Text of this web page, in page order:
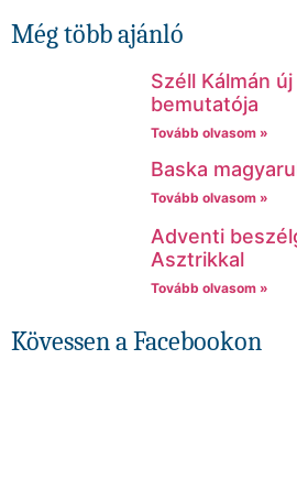
Még több ajánló
Széll Kálmán
bemutatója
Tovább olvasom »
Baska
Tovább olvasom »
Adventi
Asztrikkal
Tovább olvasom »
Kövessen a Facebookon